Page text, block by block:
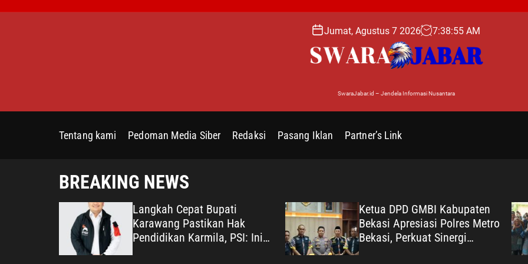
o
Jumat, Agustus 7 2026 7:38:56 AM
SwaraJabar.id – Jendela Informasi Nusantara
Tentang kami Pedoman Media Siber Redaksi Pasang Iklan Partner’s Link
BREAKING NEWS
Langkah Cepat Bupati
Karawang Pastikan Hak
Pendidikan Karmila, PSI: Ini
Teladan Pelayanan Publik yang
Ketua DPD GMBI Kabupaten
Bekasi Apresiasi Polres Metro
Bekasi, Perkuat Sinergi
Masyarakat dan Kepolisian